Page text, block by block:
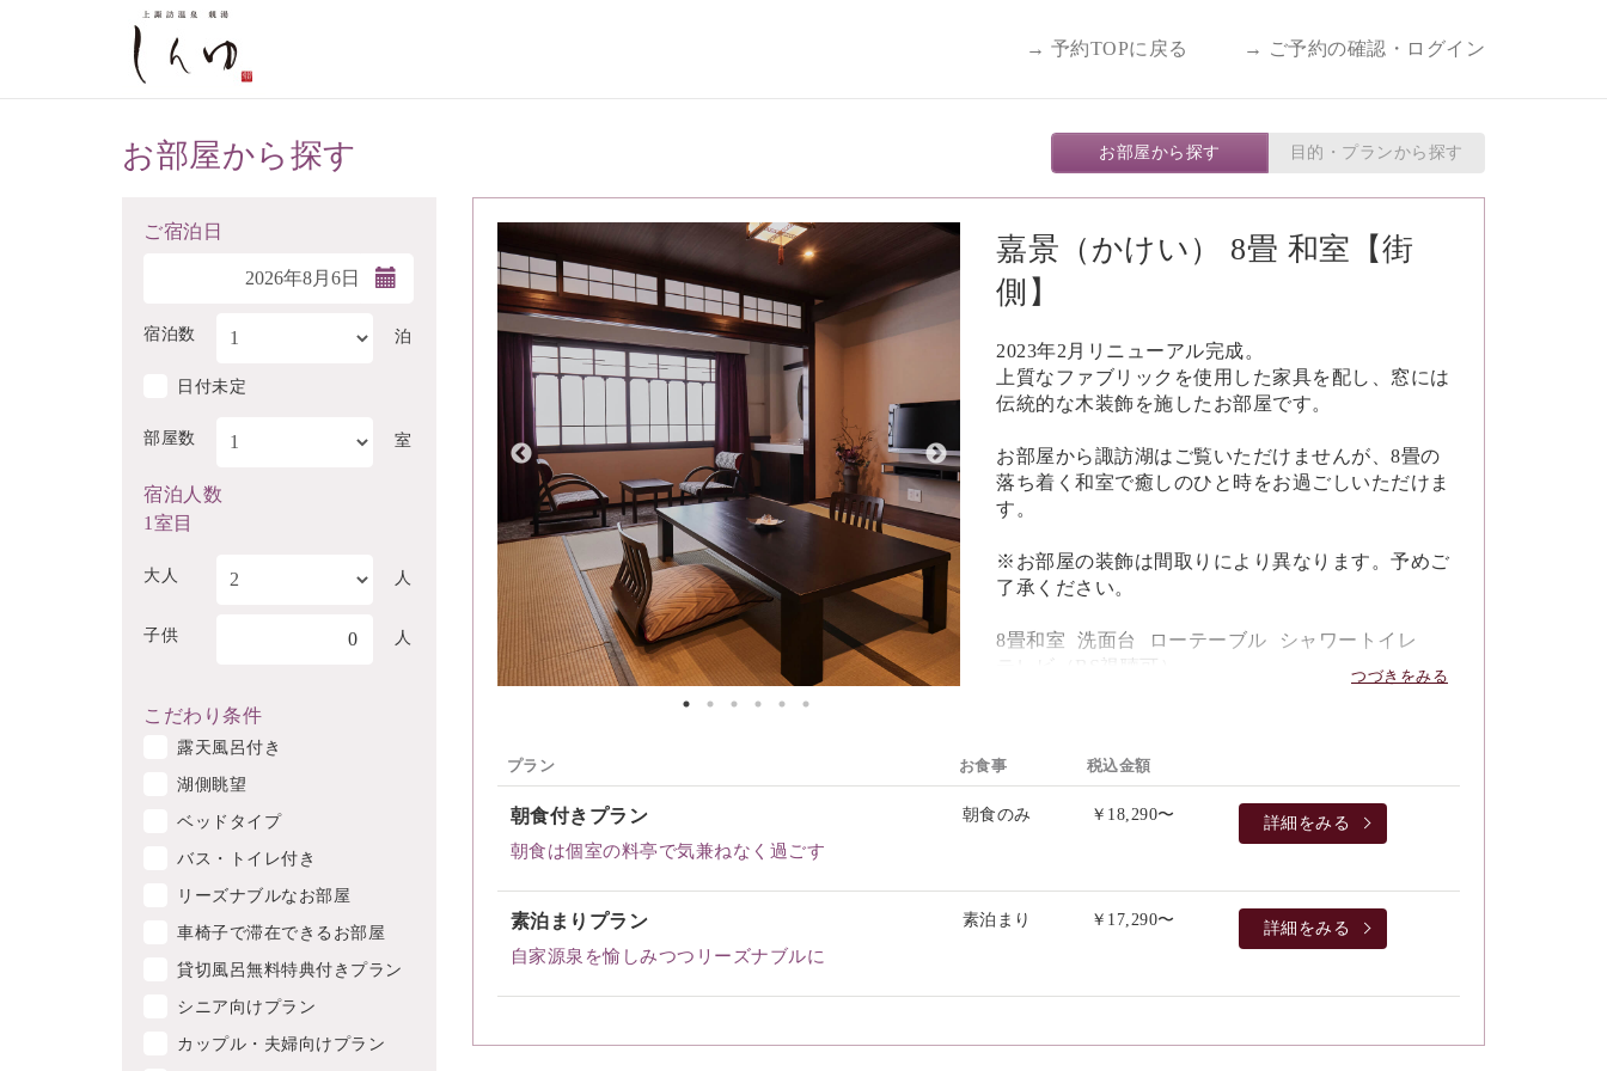
→ 予約TOPに戻る → ご予約の確認・ログイン
お部屋から探す お部屋から探す 目的・プランから探す
ご宿泊日
宿泊数 泊
日付未定
部屋数 室
宿泊人数
1室目
大人 人
子供 0 人
こだわり条件
露天風呂付き
湖側眺望
ベッドタイプ
バス・トイレ付き
リーズナブルなお部屋
車椅子で滞在できるお部屋
貸切風呂無料特典付きプラン
シニア向けプラン
カップル・夫婦向けプラン
つづきをみる
嘉景（かけい） 8畳 和室【街
側】
2023年2月リニューアル完成。
上質なファブリックを使用した家具を配し、窓には
伝統的な木装飾を施したお部屋です。
お部屋から諏訪湖はご覧いただけませんが、8畳の
落ち着く和室で癒しのひと時をお過ごしいただけま
す。
※お部屋の装飾は間取りにより異なります。予めご
了承ください。
8畳和室 洗面台 ローテーブル
シャワートイレ
テレビ（BS視聴可）
冷蔵庫
Wi-Fi 電気ケトル
湯かご
バスタオル/フェイスタオル
歯ブラシ/カミソリ/クシ（バイオマスプラスティッ
洗顔フォーム
プラン お食事 税込金額
朝食付きプラン
朝食は個室の料亭で気兼ねなく過ごす
朝食のみ ￥18,290〜 詳細をみる
素泊まりプラン
自家源泉を愉しみつつリーズナブルに
素泊まり ￥17,290〜 詳細をみる